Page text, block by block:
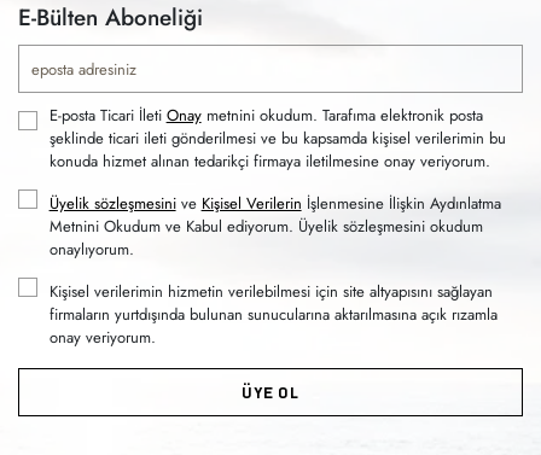
E-Bülten Aboneliği
E-posta Ticari İleti Onaymetnini okudum. Tarafıma elektronik posta
şeklinde ticari ileti gönderilmesi ve bu kapsamda kişisel verilerimin bu
konuda hizmet alınan tedarikçi firmaya iletilmesine onay veriyorum.
Üyelik sözleşmesinive Kişisel Verilerin İşlenmesine İlişkin Aydınlatma
Metnini Okudum ve Kabul ediyorum. Üyelik sözleşmesini okudum
onaylıyorum.
Kişisel verilerimin hizmetin verilebilmesi için site altyapısını sağlayan
firmaların yurtdışında bulunan sunucularına aktarılmasına açık rızamla
onay veriyorum.
ÜYE OL